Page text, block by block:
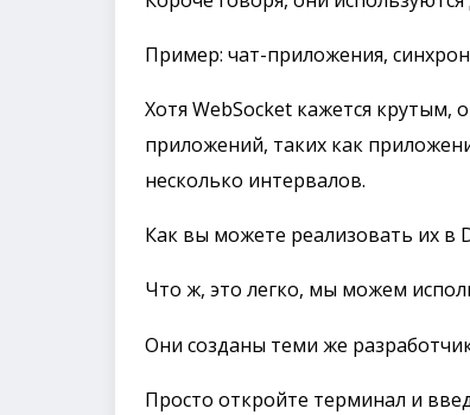
Пример: чат-приложения,
Хотя WebSocket кажется
приложений, таких как
несколько интервалов.
Как вы можете реализовать их в
Что ж, это легко, мы можем
Они созданы теми же
Просто откройте терминал и